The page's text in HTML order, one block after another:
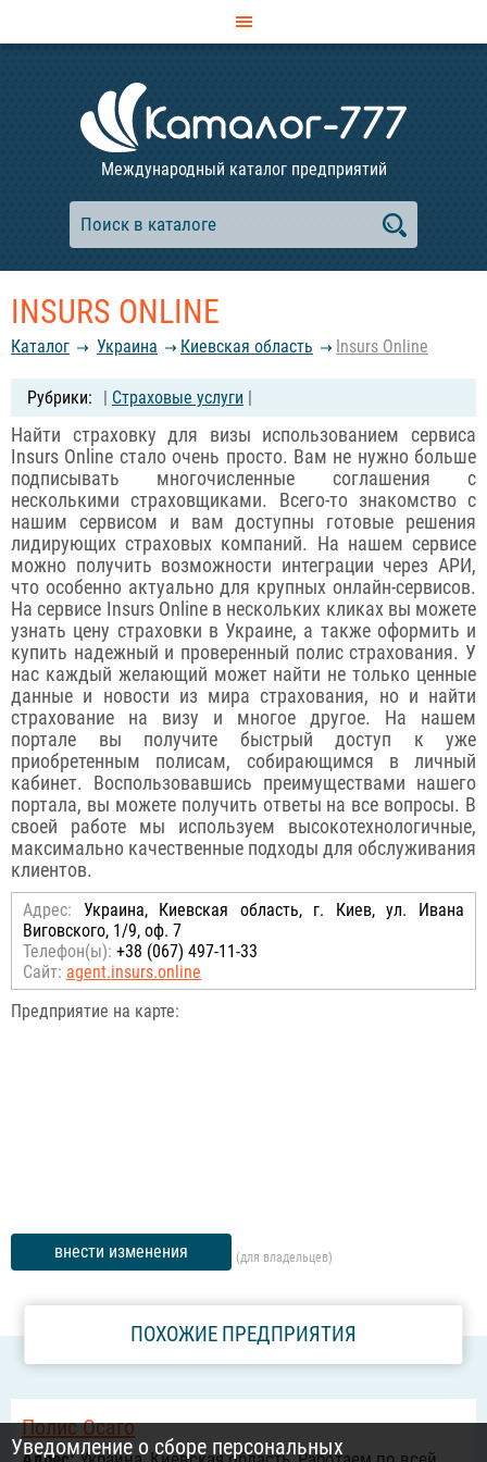
Международный каталог предприятий
INSURS ONLINE
Каталог Украина Киевская область Insurs Online
| Страховые услуги |
Найти страховку для визы использованием сервиса
Insurs Online стало очень просто. Вам не нужно больше
подписывать многочисленные соглашения с
несколькими страховщиками. Всего-то знакомство с
нашим сервисом и вам доступны готовые решения
лидирующих страховых компаний. На нашем сервисе
можно получить возможности интеграции через АРИ,
что особенно актуально для крупных онлайн-сервисов.
На сервисе Insurs Online в нескольких кликах вы можете
узнать цену страховки в Украине, а также оформить и
купить надежный и проверенный полис страхования. У
нас каждый желающий может найти не только ценные
данные и новости из мира страхования, но и найти
страхование на визу и многое другое. На нашем
портале вы получите быстрый доступ к уже
приобретенным полисам, собирающимся в личный
кабинет. Воспользовавшись преимуществами нашего
портала, вы можете получить ответы на все вопросы. В
своей работе мы используем высокотехнологичные,
максимально качественные подходы для обслуживания
клиентов.
Адрес: Украина, Киевская область, г. Киев, ул. Ивана
Виговского, 1/9, оф. 7
Телефон(ы): +38 (067) 497-11-33
Сайт: agent.insurs.online
Предприятие на карте:
внести изменения (для владельцев)
ПОХОЖИЕ ПРЕДПРИЯТИЯ
Полис Осаго
Уведомление о сборе персональных